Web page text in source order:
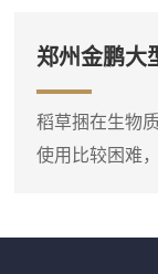
粉碎成较细的
转的转子对物
以连接料仓或
速转子的冲击
郑州金鹏大
场
稻草捆在生物
使用比较困难